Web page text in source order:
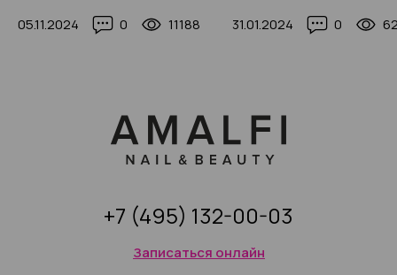
05.11.2024 0 11188
(с фото-примерами)
31.01.2024 0
Записаться онлайн
+7 (495) 132-00-03